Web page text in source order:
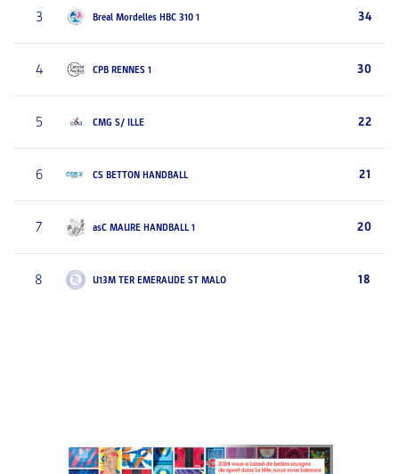
3 Breal Mordelles HBC 310 1 34
4 CPB RENNES 1 30
5 CMG S/ ILLE 22
6 CS BETTON HANDBALL 21
7 asC MAURE HANDBALL 1 20
8 U13M TER EMERAUDE ST MALO 18